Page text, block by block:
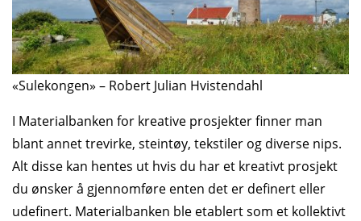
«Sulekongen» – Robert Julian Hvistendahl
I Materialbanken for kreative prosjekter finner man
blant annet trevirke, steintøy, tekstiler og diverse nips.
Alt disse kan hentes ut hvis du har et kreativt prosjekt
du ønsker å gjennomføre enten det er definert eller
udefinert. Materialbanken ble etablert som et kollektivt